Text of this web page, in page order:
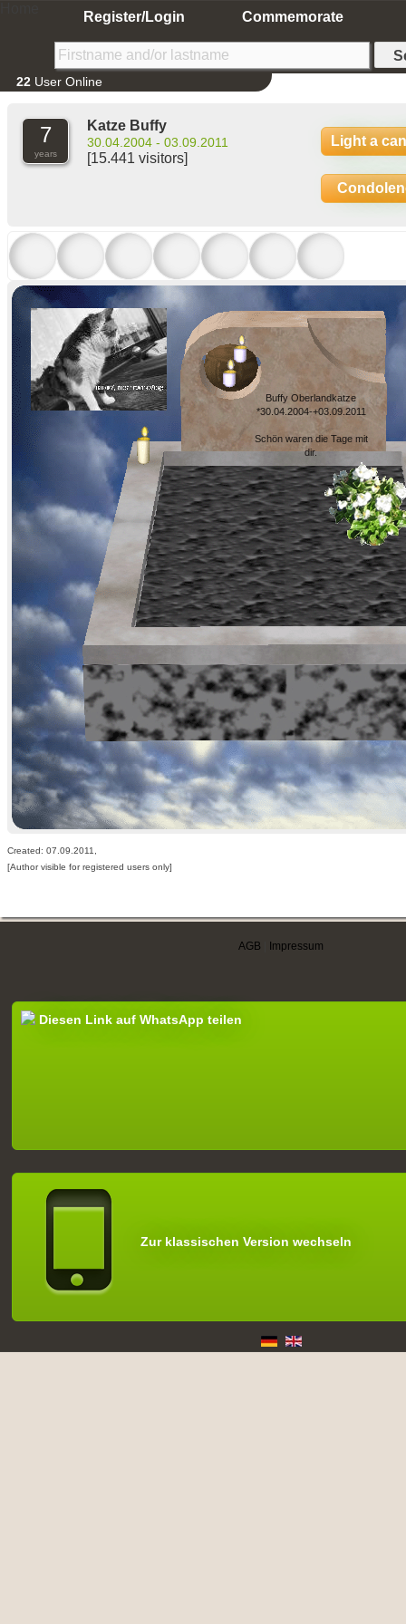
Register/Login Commemorate
22 User Online
7
years
Katze Buffy
30.04.2004 - 03.09.2011
[15.441 visitors]
Light a
Buffy Oberlandkatze
*30.04.2004-+03.09.2011
Schön waren die Tage mit
dir.
Created: 07.09.2011,
[Author visible for registered users only]
AGB Impressum
Diesen Link auf WhatsApp teilen
Zur klassischen Version wechseln